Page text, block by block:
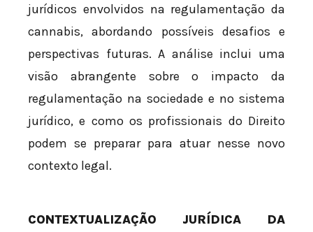
jurídicos envolvidos na regulamentação da
cannabis, abordando possíveis desafios e
perspectivas futuras. A análise inclui uma
visão abrangente sobre o impacto da
regulamentação na sociedade e no sistema
jurídico, e como os profissionais do Direito
podem se preparar para atuar nesse novo
contexto legal.
CONTEXTUALIZAÇÃO JURÍDICA DA